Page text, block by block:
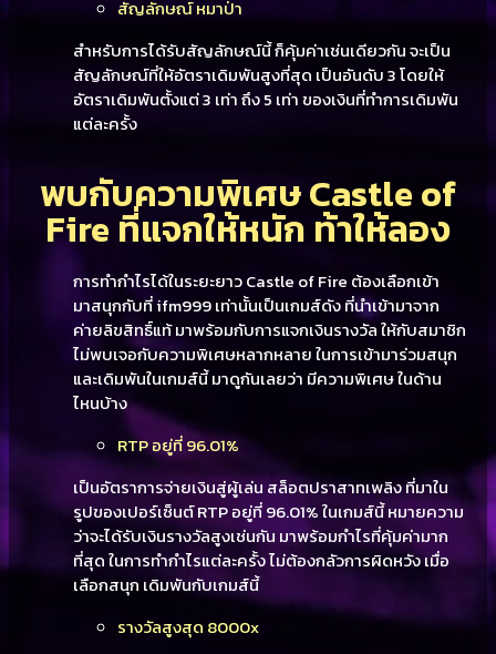
สัญลักษณ์ หมาป่า
สำหรับการได้รับสัญลักษณ์นี้ ก็คุ้มค่าเช่นเดียวกัน จะเป็น
สัญลักษณ์ที่ให้อัตราเดิมพันสูงที่สุด เป็นอันดับ 3 โดยให้
อัตราเดิมพันตั้งแต่ 3 เท่า ถึง 5 เท่า ของเงินที่ทำการเดิมพัน
แต่ละครั้ง
พบกับความพิเศษ Castle of
Fire ที่แจกให้หนัก ท้าให้ลอง
การทำกำไรได้ในระยะยาว Castle of Fire ต้องเลือกเข้า
มาสนุกกับที่ ifm999 เท่านั้นเป็นเกมส์ดัง ที่นำเข้ามาจาก
ค่ายลิขสิทธิ์แท้ มาพร้อมกับการแจกเงินรางวัล ให้กับสมาชิก
ไม่พบเจอกับความพิเศษหลากหลาย ในการเข้ามาร่วมสนุก
และเดิมพันในเกมส์นี้ มาดูกันเลยว่า มีความพิเศษ ในด้าน
ไหนบ้าง
RTP อยู่ที่ 96.01%
เป็นอัตราการจ่ายเงินสู่ผู้เล่น สล็อตปราสาทเพลิง ที่มาใน
รูปของเปอร์เซ็นต์ RTP อยู่ที่ 96.01% ในเกมส์นี้ หมายความ
ว่าจะได้รับเงินรางวัลสูงเช่นกัน มาพร้อมกำไรที่คุ้มค่ามาก
ที่สุด ในการทำกำไรแต่ละครั้ง ไม่ต้องกลัวการผิดหวัง เมื่อ
เลือกสนุก เดิมพันกับเกมส์นี้
รางวัลสูงสุด 8000x